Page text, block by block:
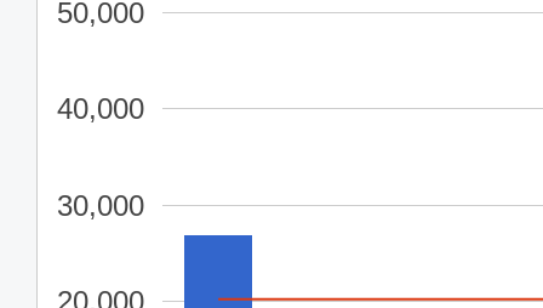
30,000
40,000
50,000